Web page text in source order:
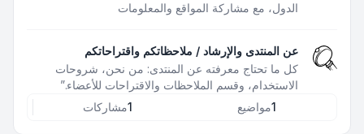
الدول، مع مشاركة المواقع والمعلومات
عن المنتدى والإرشاد / ملاحظاتكم واقتراحاتكم
كل ما تحتاج معرفته عن المنتدى: من نحن، شروحات
الاستخدام، وقسم الملاحظات والاقتراحات للأعضاء.”
1مواضيع 1مشاركات